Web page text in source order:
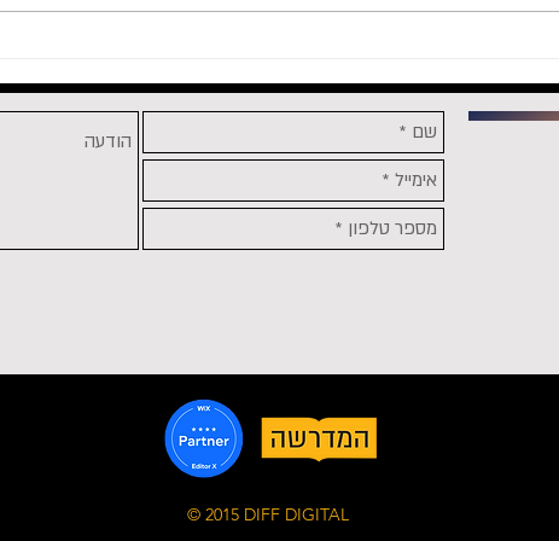
באתרי וורדפרס? יכולה להיות
לכם בעיה
© 2015 DIFF DIGITAL